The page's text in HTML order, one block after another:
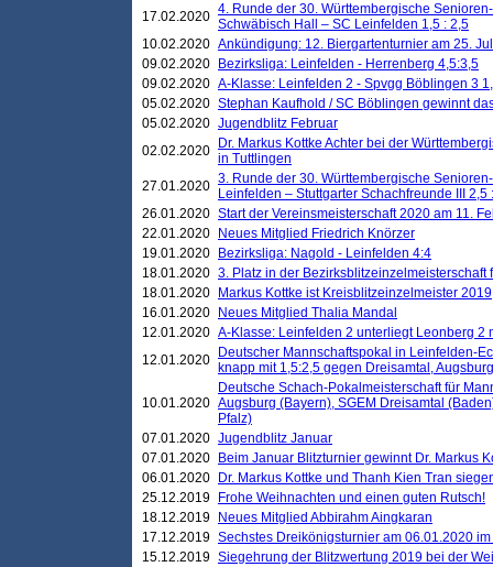
17.02.2020 4. Runde der 30. Württembergische
Schwäbisch Hall – SC Leinfelden 1,5 : 2,5
10.02.2020 Ankündigung: 12. Biergartenturnier am 25.
09.02.2020
Bezirksliga: Leinfelden - Herrenberg 4,5:3,5
09.02.2020 A-Klasse: Leinfelden 2 - Spvgg Böblingen 3
05.02.2020 Stephan Kaufhold / SC Böblingen gewinnt
05.02.2020 Jugendblitz Februar
02.02.2020
Dr. Markus Kottke Achter bei der
in Tuttlingen
27.01.2020 3. Runde der 30. Württembergische
Leinfelden – Stuttgarter Schachfreunde III 2,5
26.01.2020 Start der Vereinsmeisterschaft 2020 am 11.
22.01.2020
Neues Mitglied Friedrich Knörzer
19.01.2020
Bezirksliga: Nagold - Leinfelden 4:4
18.01.2020 3. Platz in der Bezirksblitzeinzelmeisterschaft
18.01.2020
Markus Kottke ist Kreisblitzeinzelmeister 2019
16.01.2020
Neues Mitglied Thalia Mandal
12.01.2020 A-Klasse: Leinfelden 2 unterliegt Leonberg 2
12.01.2020
Deutscher Mannschaftspokal in Leinfelden-
knapp mit 1,5:2,5 gegen Dreisamtal,
10.01.2020
Deutsche Schach-Pokalmeisterschaft für
Augsburg (Bayern), SGEM Dreisamtal
Pfalz)
07.01.2020 Jugendblitz Januar
07.01.2020
Beim Januar Blitzturnier gewinnt Dr. Markus
06.01.2020
Dr. Markus Kottke und Thanh Kien Tran
25.12.2019
Frohe Weihnachten und einen guten Rutsch!
18.12.2019
Neues Mitglied Abbirahm Aingkaran
17.12.2019 Sechstes Dreikönigsturnier am 06.01.2020
15.12.2019 Siegehrung der Blitzwertung 2019 bei der